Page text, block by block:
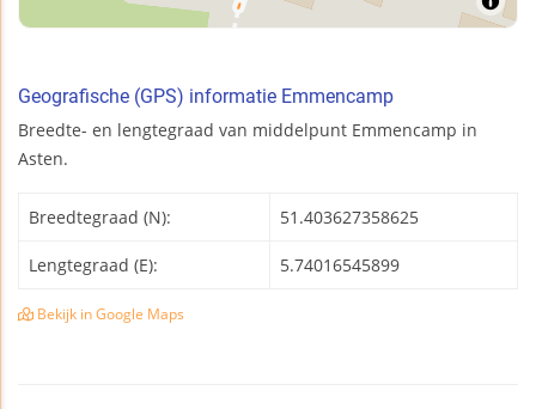
Geografische (GPS) informatie Emmencamp
Breedte- en lengtegraad van middelpunt Emmencamp in
Asten.
Breedtegraad (N): 51.403627358625
Lengtegraad (E): 5.74016545899
Bekijk in Google Maps